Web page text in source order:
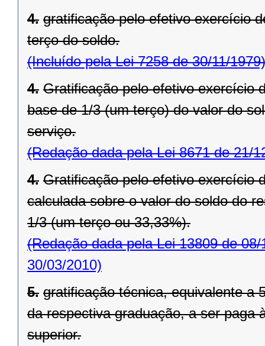
4. gratificação pelo efetivo exercício
terço do soldo.
(Incluído pela Lei 7258 de 30/11/1979)
4. Gratificação pelo efetivo exercício
base de 1/3 (um terço) do valor do
serviço.
(Redação dada pela Lei 8671 de 21/
4. Gratificação pelo efetivo exercício
calculada sobre o valor do soldo do
1/3 (um terço ou 33,33%).
(Redação dada pela Lei 13809 de 08/
30/03/2010)
5. gratificação técnica, equivalente a
da respectiva graduação, a ser paga
superior.